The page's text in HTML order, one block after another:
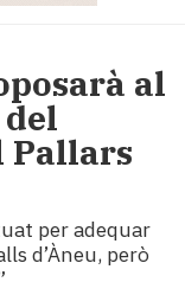
al
Pallars
per adequar
d’Àneu, però